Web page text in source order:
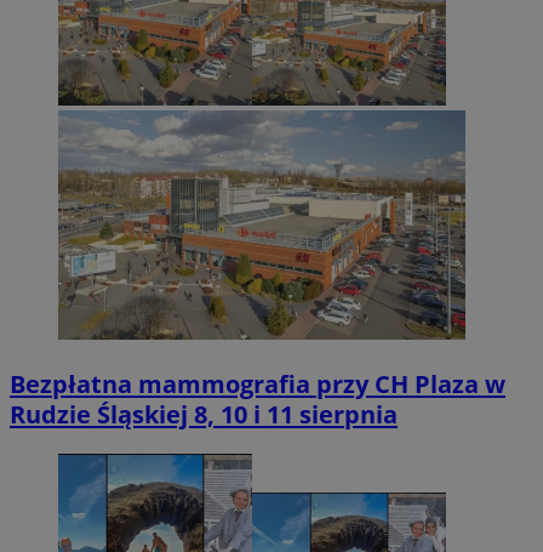
Bezpłatna mammografia przy CH Plaza w
Rudzie Śląskiej 8, 10 i 11 sierpnia